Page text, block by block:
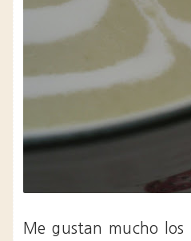
Me gustan mucho los